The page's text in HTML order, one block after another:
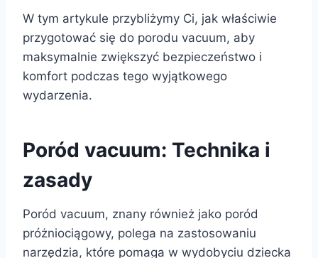
W tym artykule przybliżymy Ci, jak właściwie
przygotować się do porodu vacuum, aby
maksymalnie zwiększyć bezpieczeństwo i
komfort podczas tego wyjątkowego
wydarzenia.
Poród vacuum: Technika i
zasady
Poród vacuum, znany również jako poród
próżniociągowy, polega na zastosowaniu
narzędzia, które pomaga w wydobyciu dziecka